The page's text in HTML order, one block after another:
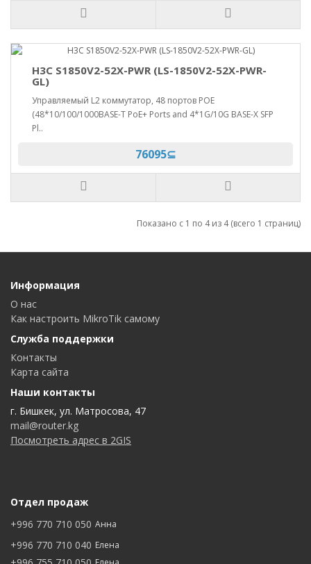
H3C S1850V2-52X-PWR (LS-1850V2-52X-PWR-
GL)
Управляемый L2 коммутатор, 48 портов POE
(48*10/100/1000BASE-T PoE+ Ports and 4*1G/10G BASE-X SFP
Pl..
76095⊆
Показано с 1 по 4 из 4 (всего 1 страниц)
Информация
О нас
Как настроить MikroTik самому
Служба поддержки
Контакты
Карта сайта
Наши контакты
г. Бишкек, ул. Матросова, 47
mail@router.kg
Посмотреть адрес в 2GIS
Отдел продаж
+996 770 710 050 Анна
+996 770 710 040 Елена